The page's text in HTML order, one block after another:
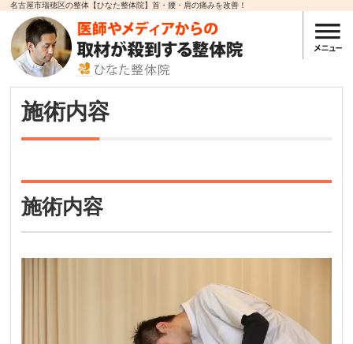
名古屋市瑞穂区の整体【ひなた整体院】首・腰・肩の痛みを改善！
施術内容
施術内容